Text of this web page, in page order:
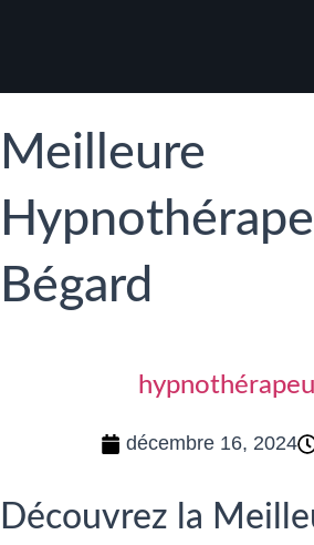
Meilleure
Bégard
décembre 16, 2024
Découvrez la